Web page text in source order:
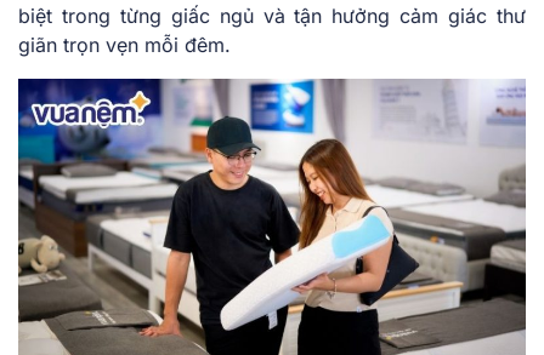
biệt trong từng giấc ngủ và tận hưởng cảm giác thư
giãn trọn vẹn mỗi đêm.